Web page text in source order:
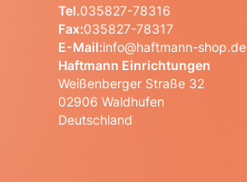
Tel.035827-78316
Fax:035827-78317
E-Mail:info@haftmann-shop.de
Haftmann Einrichtungen
Weißenberger Straße 32
02906 Waldhufen
Deutschland